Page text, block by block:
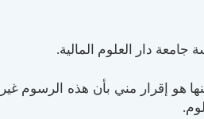
هو إقرار مني بأن هذه الرسوم غير